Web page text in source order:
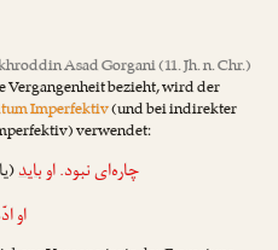
Asad Gorgani(11. Jh. n. Chr.)
Vergangenheit bezieht, wird der
Imperfektiv(und bei indirekter
verwendet:
چاره‌ای نبود. اوباید(یا
او